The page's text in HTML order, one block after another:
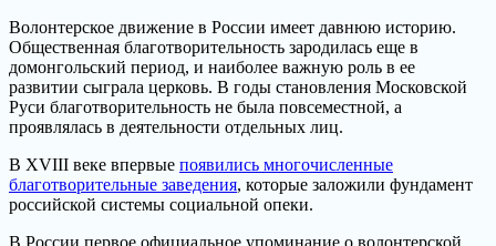
Волонтерское движение в России имеет давнюю историю.
Общественная благотворительность зародилась еще в
домонгольский период, и наиболее важную роль в ее
развитии сыграла церковь. В годы становления Московской
Руси благотворительность не была повсеместной, а
проявлялась в деятельности отдельных лиц.
В XVIII веке впервые появились многочисленные
благотворительные заведения, которые заложили фундамент
российской системы социальной опеки.
В России первое официальное упоминание о волонтерской